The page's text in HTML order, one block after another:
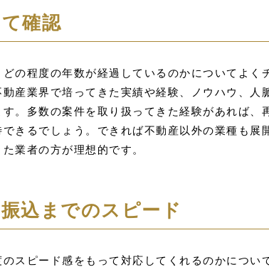
確認
の程度の年数が経過しているのかについてよく
産業界で培ってきた実績や経験、ノウハウ、人
。多数の案件を取り扱ってきた経験があれば、
きるでしょう。できれば不動産以外の業種も展
業者の方が理想的です。
込までのスピード
スピード感をもって対応してくれるのかについ